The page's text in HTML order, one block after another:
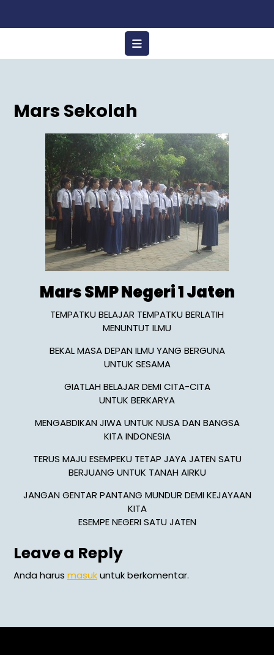
Mars Sekolah
Mars SMP Negeri 1 Jaten
TEMPATKU BELAJAR TEMPATKU BERLATIH
MENUNTUT ILMU
BEKAL MASA DEPAN ILMU YANG BERGUNA
UNTUK SESAMA
GIATLAH BELAJAR DEMI CITA-CITA
UNTUK BERKARYA
MENGABDIKAN JIWA UNTUK NUSA DAN BANGSA
KITA INDONESIA
TERUS MAJU ESEMPEKU TETAP JAYA JATEN SATU
BERJUANG UNTUK TANAH AIRKU
JANGAN GENTAR PANTANG MUNDUR DEMI KEJAYAAN
KITA
ESEMPE NEGERI SATU JATEN
Leave a Reply
Anda harus masukuntuk berkomentar.